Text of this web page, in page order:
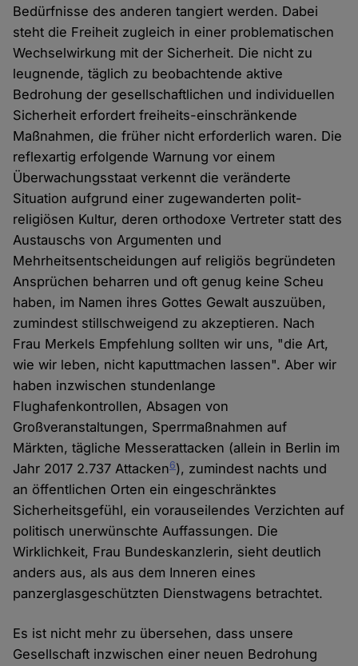
Bedürfnisse des anderen tangiert werden. Dabei
steht die Freiheit zugleich in einer problematischen
Wechselwirkung mit der Sicherheit. Die nicht zu
leugnende, täglich zu beobachtende aktive
Bedrohung der gesellschaftlichen und individuellen
Sicherheit erfordert freiheits-einschränkende
Maßnahmen, die früher nicht erforderlich waren. Die
reflexartig erfolgende Warnung vor einem
Überwachungsstaat verkennt die veränderte
Situation aufgrund einer zugewanderten polit-
religiösen Kultur, deren orthodoxe Vertreter statt des
Austauschs von Argumenten und
Mehrheitsentscheidungen auf religiös begründeten
Ansprüchen beharren und oft genug keine Scheu
haben, im Namen ihres Gottes Gewalt auszuüben,
zumindest stillschweigend zu akzeptieren. Nach
Frau Merkels Empfehlung sollten wir uns, "die Art,
wie wir leben, nicht kaputtmachen lassen". Aber wir
haben inzwischen stundenlange
Flughafenkontrollen, Absagen von
Großveranstaltungen, Sperrmaßnahmen auf
Märkten, tägliche Messerattacken (allein in Berlin im
Jahr 2017 2.737 Attacken6), zumindest nachts und
an öffentlichen Orten ein eingeschränktes
Sicherheitsgefühl, ein vorauseilendes Verzichten auf
politisch unerwünschte Auffassungen. Die
Wirklichkeit, Frau Bundeskanzlerin, sieht deutlich
anders aus, als aus dem Inneren eines
panzerglasgeschützten Dienstwagens betrachtet.
Es ist nicht mehr zu übersehen, dass unsere
Gesellschaft inzwischen einer neuen Bedrohung